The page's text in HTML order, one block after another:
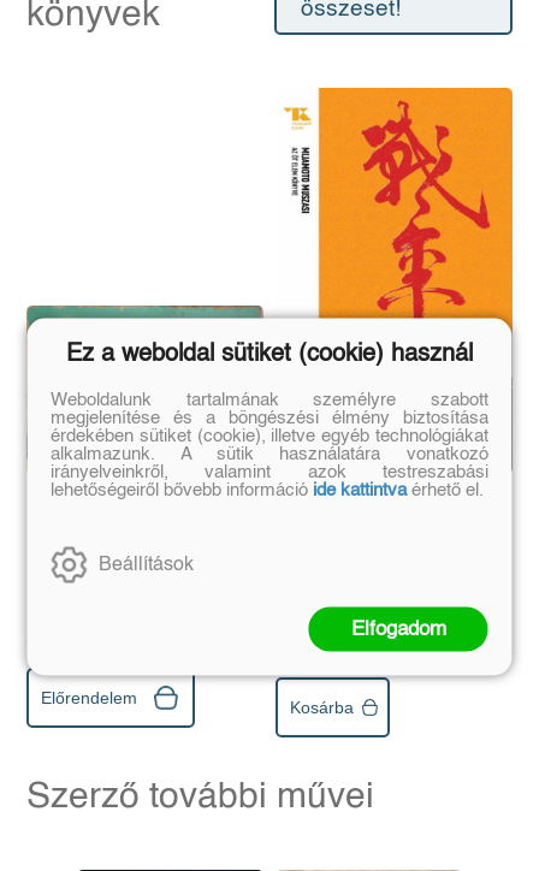
könyvek összeset!
Menekülők
Előrendelem
Eredeti ár:
2 490 Ft
Kötött ár:
2 241 Ft
Kosárba
Szerző további művei
Ez a weboldal sütiket (cookie) használ
Weboldalunk tartalmának személyre szabott
megjelenítése és a böngészési élmény biztosítása
érdekében sütiket (cookie), illetve egyéb technológiákat
alkalmazunk. A sütik használatára vonatkozó
irányelveinkről, valamint azok testreszabási
lehetőségeiről bővebb információ ide kattintvaérhető el.
Beállítások
Elfogadom